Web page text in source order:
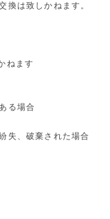
換は致しかねます。
ねます
る場合
失、破棄された場合